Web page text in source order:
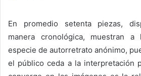
En promedio setenta piezas,
manera cronológica, muestran
especie de autorretrato anónimo,
el público ceda a la interpretación